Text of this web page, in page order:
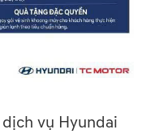
vụ Hyundai